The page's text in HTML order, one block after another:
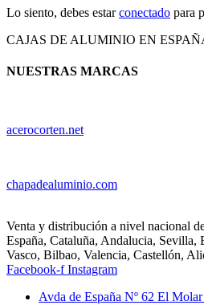
Lo siento, debes estarconectado para
CAJAS DE ALUMINIO EN
NUESTRAS MARCAS
acerocorten.net
chapadealuminio.com
Venta y distribución a nivel nacional
España, Cataluña, Andalucia, Sevilla,
Vasco, Bilbao, Valencia, Castellón,
Facebook-f Instagram
Avda de España Nº 62 El